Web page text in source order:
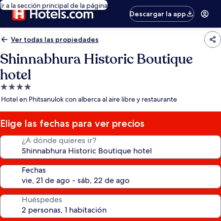
Ir a la sección principal de la página
Descargar la app
Ver todas las propiedades
Shinnabhura Historic Boutique
hotel
Propiedad
de
estrellas
Hotel en Phitsanulok con alberca al aire libre y restaurante
Elige las fechas para ver precios
¿A dónde quieres ir?
Fechas
Huéspedes